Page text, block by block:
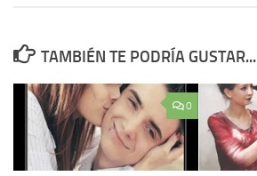
TAMBIÉN TE PODRÍA GUSTAR...
0